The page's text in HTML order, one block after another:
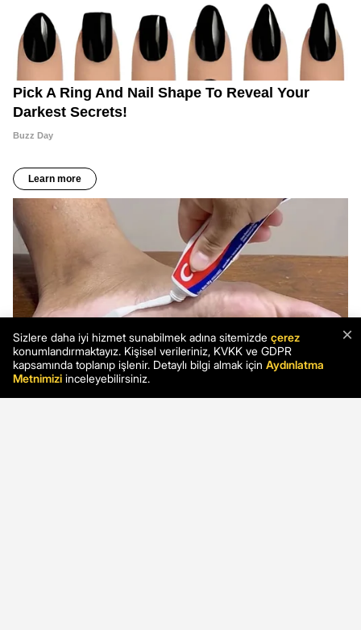
×
Sizlere daha iyi hizmet sunabilmek adına sitemizde çerez
konumlandırmaktayız. Kişisel verileriniz, KVKK ve GDPR
kapsamında toplanıp işlenir. Detaylı bilgi almak için Aydınlatma
Metnimizi inceleyebilirsiniz.